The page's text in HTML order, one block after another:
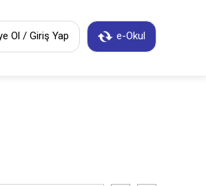
e-Okul
Ol / Giriş Yap